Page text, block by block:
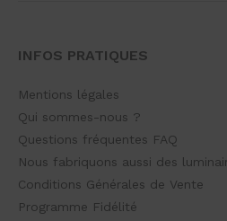
INFOS PRATIQUES
Mentions légales
Qui sommes-nous ?
Questions fréquentes FAQ
Nous fabriquons aussi des
Conditions Générales de Vente
Programme Fidélité